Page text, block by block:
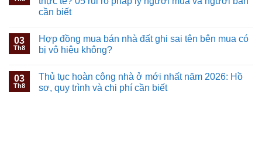
cần biết
03
Th8
Hợp đồng mua bán nhà đất ghi sai tên bên mua có
bị vô hiệu không?
03
Th8
Thủ tục hoàn công nhà ở mới nhất năm 2026: Hồ
sơ, quy trình và chi phí cần biết